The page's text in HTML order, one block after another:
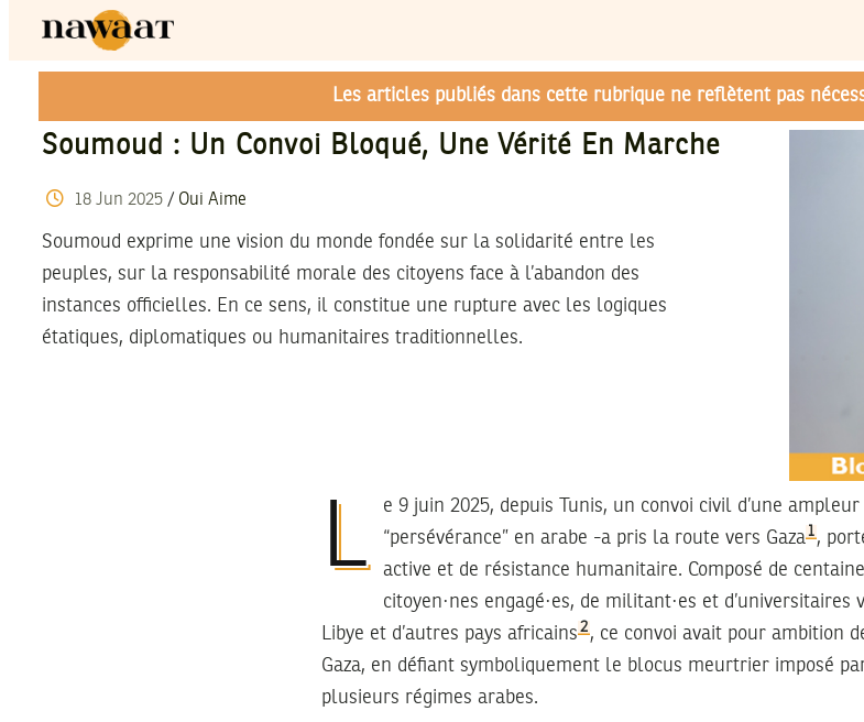
Les articles publiés dans cette rubrique ne reflètent pas
Soumoud : Un Convoi Bloqué, Une Vérité En Marche
18 Jun 2025/ Oui Aime
Soumoud exprime une vision du monde fondée sur la solidarité entre les
peuples, sur la responsabilité morale des citoyens face à l’abandon des
instances officielles. En ce sens, il constitue une rupture avec les logiques
étatiques, diplomatiques ou humanitaires traditionnelles.
Le 9 juin 2025, depuis Tunis, un convoi civil d’une ampleur inédite – baptisé Soumoud, soit “persévérance” en arabe -a pris la route vers Gaza1 ,
active et de résistance humanitaire. Composé de
citoyen·nes engagé·es, de militant·es et d’universitaires
Libye et d’autres pays africains 2 , ce convoi avait pour ambition
Gaza, en défiant symboliquement le blocus meurtrier imposé
plusieurs régimes arabes.